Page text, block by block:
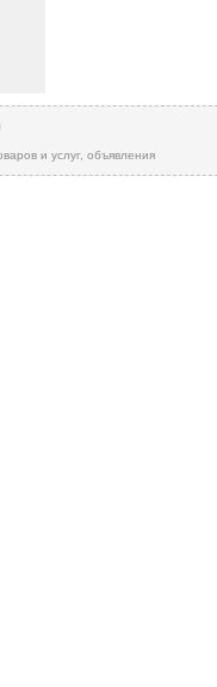
и услуг, объявления